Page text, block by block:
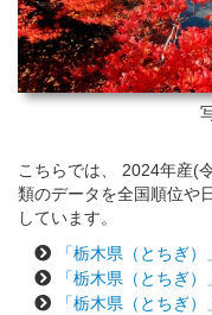
こちらでは、 2024年産(
類のデータを全国順位や
しています。
「栃木県（とちぎ
「栃木県（とちぎ
「栃木県（とちぎ